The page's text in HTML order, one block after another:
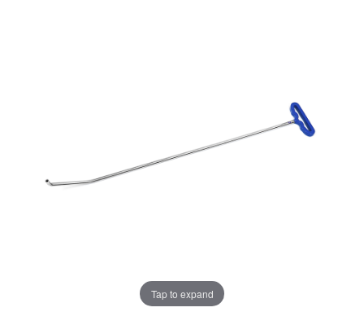
Tap to expand